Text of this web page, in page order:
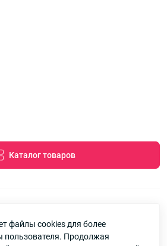
Каталог товаров
і аксесуари оптом © 2026
файлы cookies для более
пользователя. Продолжая